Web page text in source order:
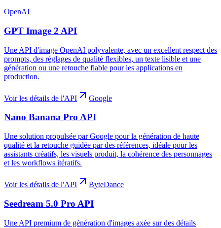
OpenAI
GPT Image 2 API
Une API d'image OpenAI polyvalente, avec un excellent respect des
prompts, des réglages de qualité flexibles, un texte lisible et une
génération ou une retouche fiable pour les applications en
production.
Voir les détails de l'API Google
Nano Banana Pro API
Une solution propulsée par Google pour la génération de haute
qualité et la retouche guidée par des références, idéale pour les
assistants créatifs, les visuels produit, la cohérence des personnages
et les workflows itératifs.
Voir les détails de l'API ByteDance
Seedream 5.0 Pro API
Une API premium de génération d'images axée sur des détails